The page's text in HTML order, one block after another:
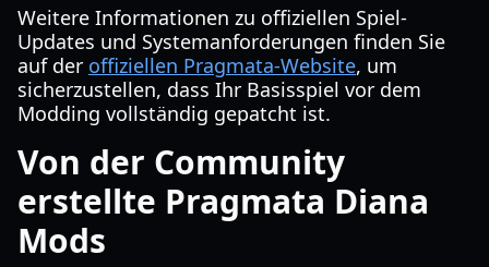
Weitere Informationen zu offiziellen Spiel-
Updates und Systemanforderungen finden Sie
auf der offiziellen Pragmata-Website, um
sicherzustellen, dass Ihr Basisspiel vor dem
Modding vollständig gepatcht ist.
Von der Community
erstellte Pragmata Diana
Mods